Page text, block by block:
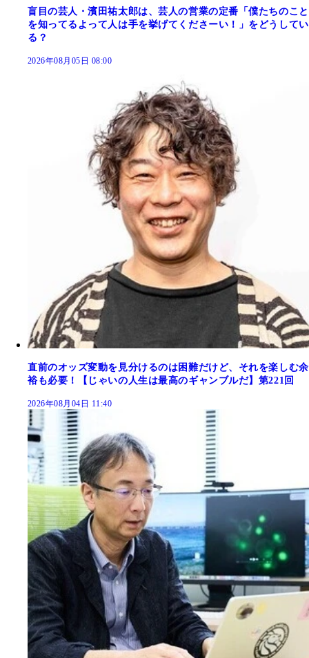
盲目の芸人・濱田祐太郎は、芸人の営業の定番「僕たちのこと
を知ってるよって人は手を挙げてくださーい！」をどうしてい
る？
2026年08月05日 08:00
直前のオッズ変動を見分けるのは困難だけど、それを楽しむ余
裕も必要！【じゃいの人生は最高のギャンブルだ】第221回
2026年08月04日 11:40